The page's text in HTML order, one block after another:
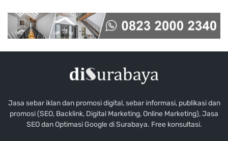
Jasa sebar iklan dan promosi digital, sebar informasi, publikasi dan
promosi (SEO, Backlink, Digital Marketing, Online Marketing), Jasa
SEO dan Optimasi Google di Surabaya. Free konsultasi.